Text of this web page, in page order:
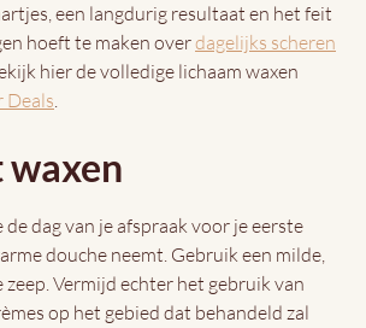
een langdurig resultaat en het feit
hoeft te maken overdagelijks scheren
hier de volledige lichaam waxen
Deals.
dag van je afspraak voor je eerste
douche neemt. Gebruik een milde,
Vermijd echter het gebruik van
op het gebied dat behandeld zal